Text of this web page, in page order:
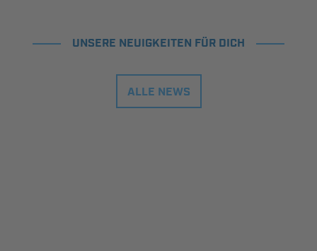
UNSERE NEUIGKEITEN FÜR DICH
ALLE NEWS